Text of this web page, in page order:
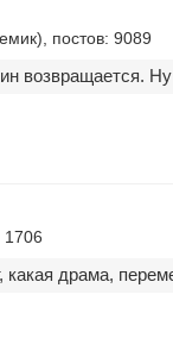
постов: 9089
возвращается.
1706
какая драма,